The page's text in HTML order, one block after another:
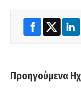
Προηγούμενα